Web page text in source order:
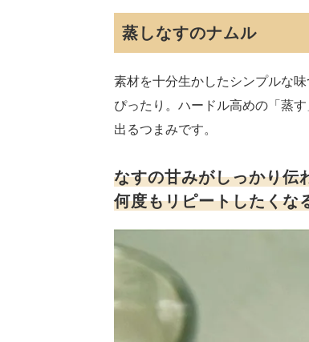
蒸しなすのナムル
素材を十分生かしたシンプルな
ぴったり。ハードル高めの「蒸
出るつまみです。
なすの甘みがしっかり伝
何度もリピートしたくな